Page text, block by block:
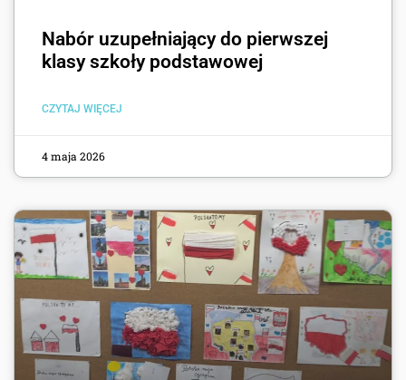
Nabór uzupełniający do pierwszej
klasy szkoły podstawowej
CZYTAJ WIĘCEJ
4 maja 2026